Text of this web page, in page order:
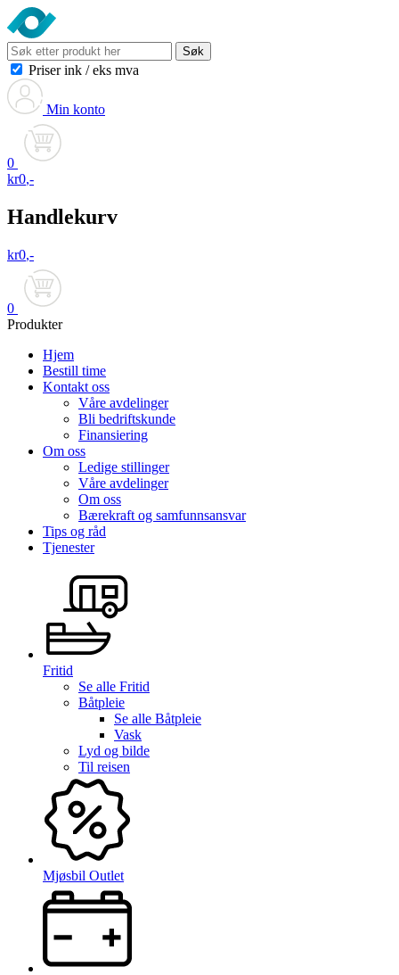
Søk
Priser ink / eks mva
Min konto
0
kr0,-
Handlekurv
kr0,-
0
Produkter
Hjem
Bestill time
Kontakt oss
Våre avdelinger
Bli bedriftskunde
Finansiering
Om oss
Ledige stillinger
Våre avdelinger
Om oss
Bærekraft og samfunnsansvar
Tips og råd
Tjenester
Fritid
Se alle Fritid
Båtpleie
Se alle Båtpleie
Vask
Lyd og bilde
Til reisen
Mjøsbil Outlet